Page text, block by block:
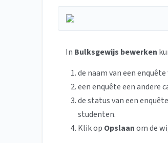
In Bulksgewijs bewerken
de naam van een
een enquête een andere
de status van een
studenten.
Klik op Opslaanom de